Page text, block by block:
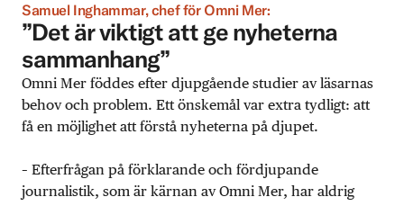
Samuel Inghammar, chef för Omni Mer:
”Det är viktigt att ge nyheterna
sammanhang”
Omni Mer föddes efter djupgående studier av läsarnas
behov och problem. Ett önskemål var extra tydligt: att
få en möjlighet att förstå nyheterna på djupet.
– Efterfrågan på förklarande och fördjupande
journalistik, som är kärnan av Omni Mer, har aldrig